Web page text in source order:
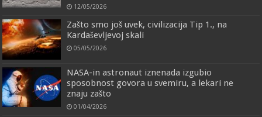
12/05/2026
Zašto smo još uvek, civilizacija Tip 1., na
Kardaševljevoj skali
05/05/2026
NASA-in astronaut iznenada izgubio
sposobnost govora u svemiru, a lekari ne
znaju zašto
01/04/2026